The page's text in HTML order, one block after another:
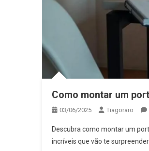
Como montar um
03/06/2025 Tiagoraro
Descubra como montar um
incríveis que vão te